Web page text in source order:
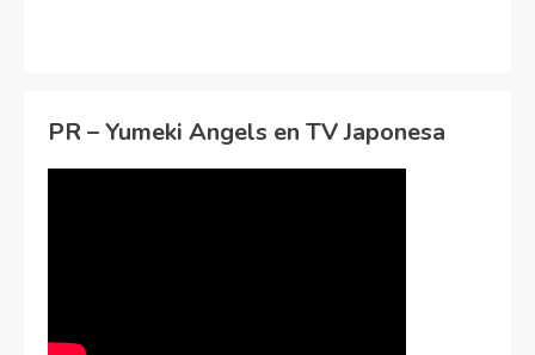
PR – Yumeki Angels en TV Japonesa